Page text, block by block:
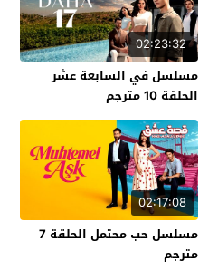
02:23:32
مسلسل في السابعة عشر
الحلقة 10 مترجم
02:17:08
مسلسل حب محتمل الحلقة 7
مترجم